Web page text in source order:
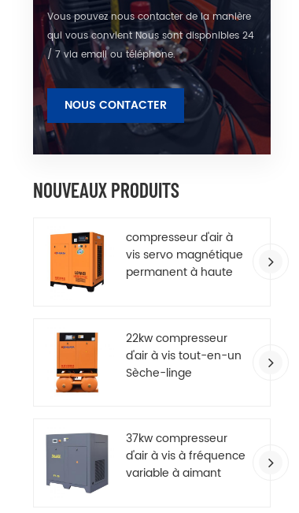
Vous pouvez nous contacter de la manière
qui vous convient Nous sont disponibles 24
/ 7 via email ou téléphone.
NOUS CONTACTER
NOUVEAUX PRODUITS
compresseur d'air à
vis servo magnétique
permanent à haute
22kw compresseur
d'air à vis tout-en-un
Sèche-linge
37kw compresseur
d'air à vis à fréquence
variable à aimant